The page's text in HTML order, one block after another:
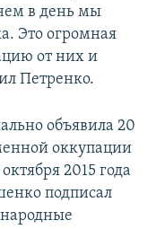
в день мы
Это огромная
от них и
Петренко.
объявила 20
оккупации
2015 года
подписал